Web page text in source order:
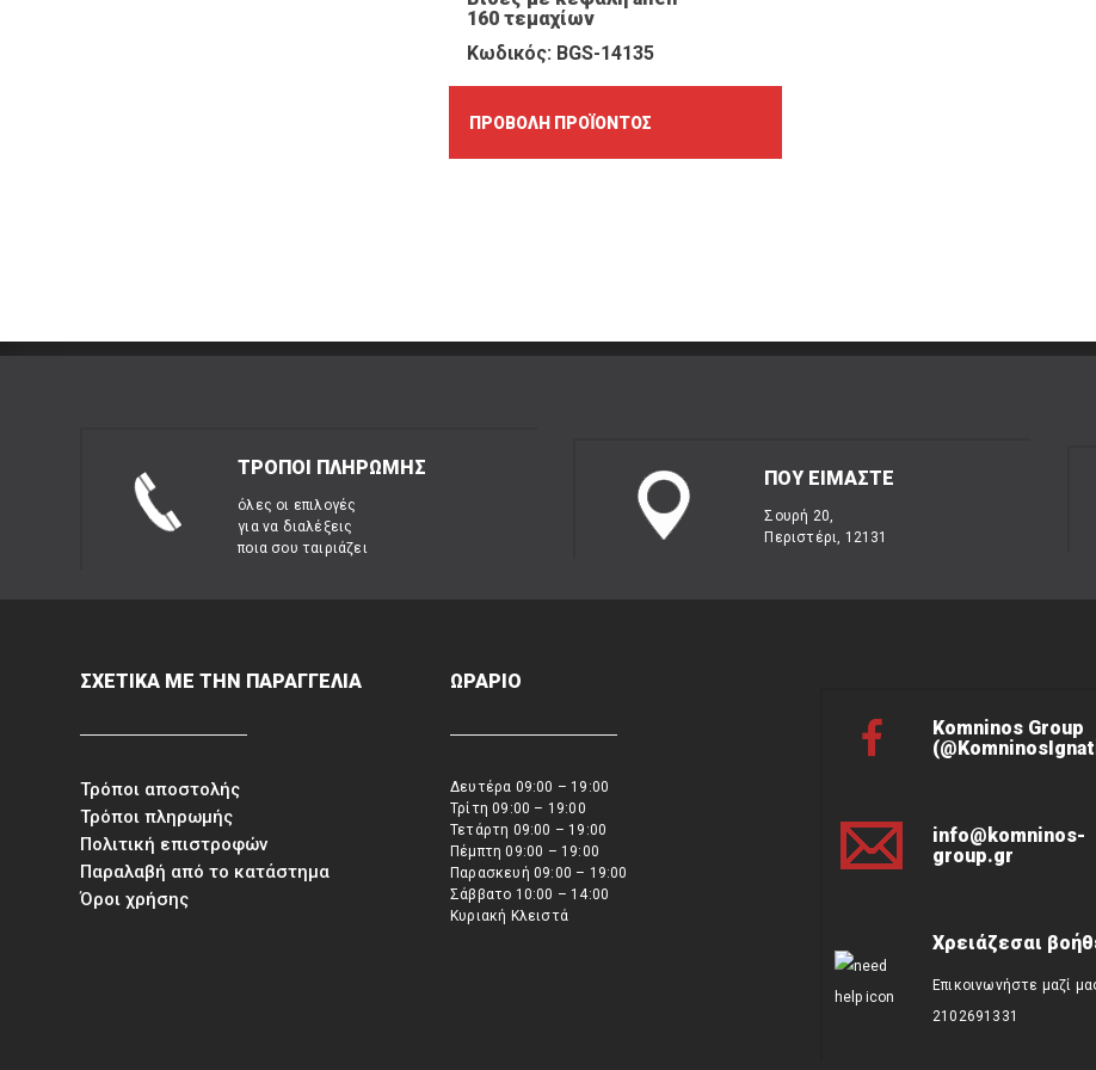
160 τεμαχίων
Κωδικός: BGS-14135
ΠΡΟΒΟΛΉ ΠΡΟΪΌΝΤΟΣ
ΤΡΟΠΟΙ ΠΛΗΡΩΜΗΣ
όλες οι επιλογές
για να διαλέξεις
ποια σου ταιριάζει
ΠΟΥ ΕΙΜΑΣΤΕ
Σουρή 20,
Περιστέρι, 12131
ΣΧΕΤΙΚΑ ΜΕ ΤΗΝ ΠΑΡΑΓΓΕΛΙΑ
Τρόποι αποστολής
Τρόποι πληρωμής
Πολιτική επιστροφών
Παραλαβή από το κατάστημα
Όροι χρήσης
ΩΡΑΡΙΟ
Δευτέρα 09:00 – 19:00
Τρίτη 09:00 – 19:00
Τετάρτη 09:00 – 19:00
Πέμπτη 09:00 – 19:00
Παρασκευή 09:00 – 19:00
Σάββατο 10:00 – 14:00
Κυριακή Κλειστά
Komninos Group
info@komninos-
group.gr
Χρειάζεσαι
Επικοινωνήστε μαζί
2102691331